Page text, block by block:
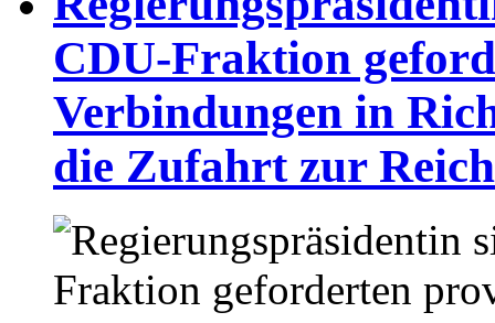
CDU-Fraktion
Verbindungen in
die Zufahrt zur